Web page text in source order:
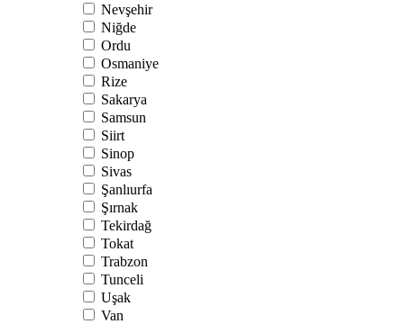
Nevşehir
Niğde
Ordu
Osmaniye
Rize
Sakarya
Samsun
Siirt
Sinop
Sivas
Şanlıurfa
Şırnak
Tekirdağ
Tokat
Trabzon
Tunceli
Uşak
Van